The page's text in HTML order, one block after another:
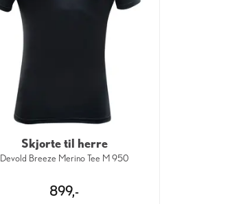
Skjorte til herre
Devold Breeze Merino Tee M 950
899,-